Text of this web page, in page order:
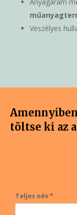
Veszélyes
töltse ki az
Teljes név *